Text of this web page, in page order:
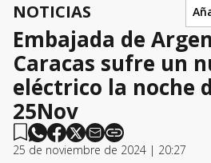
NOTICIAS
Embajada de
Caracas sufre un
eléctrico la noche
25Nov
25 de noviembre de 2024 | 20:27